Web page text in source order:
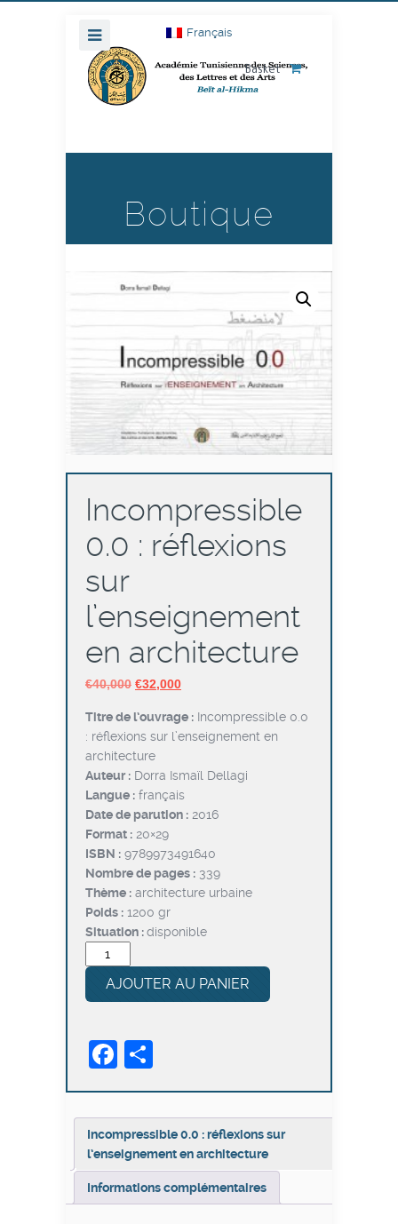
Français
Basket
Boutique
Incompressible
0.0 : réflexions
sur
l’enseignement
en architecture
€40,000 Le
initial
était :
€40,000.
€32,000Le
actuel
est :
Titre de l’ouvrage : Incompressible 0.0
: réflexions sur l’enseignement en
architecture
Auteur : Dorra Ismaïl Dellagi
Langue : français
Date de parution : 2016
Format : 20×29
ISBN : 9789973491640
Nombre de pages : 339
Thème : architecture urbaine
Poids : 1200 gr
Situation :disponible
quantité
de
Incompressible
réflexions
sur
AJOUTER AU PANIER
Facebook
Incompressible 0.0 : réflexions sur
l’enseignement en architecture
Informations complémentaires